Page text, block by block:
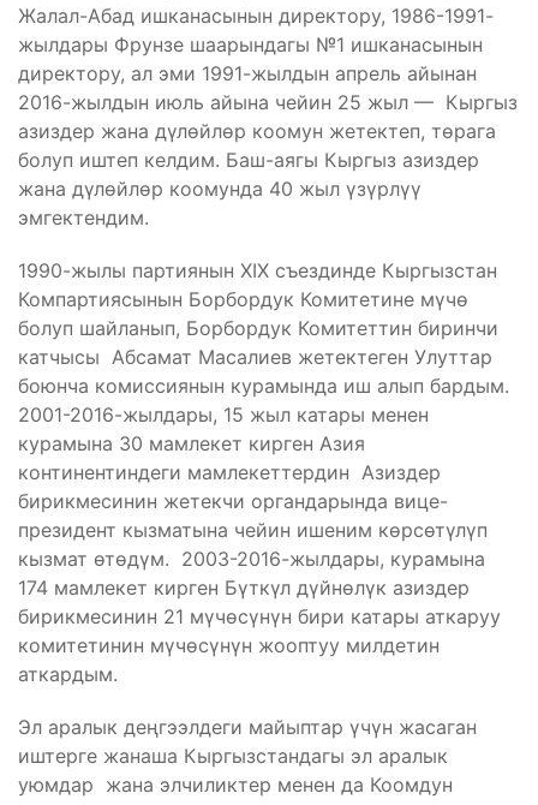
Жалал-Абад ишканасынын директору, 1986-1991-
жылдары Фрунзе шаарындагы №1 ишканасынын
директору, ал эми 1991-жылдын апрель айынан
2016-жылдын июль айына чейин 25 жыл — Кыргыз
азиздер жана дүлөйлөр коомун жетектеп, төрага
болуп иштеп келдим. Баш-аягы Кыргыз азиздер
жана дүлөйлөр коомунда 40 жыл үзүрлүү
эмгектендим.
1990-жылы партиянын XIX съездинде Кыргызстан
Компартиясынын Борбордук Комитетине мүчө
болуп шайланып, Борбордук Комитеттин биринчи
катчысы Абсамат Масалиев жетектеген Улуттар
боюнча комиссиянын курамында иш алып бардым.
2001-2016-жылдары, 15 жыл катары менен
курамына 30 мамлекет кирген Азия
континентиндеги мамлекеттердин Азиздер
бирикмесинин жетекчи органдарында вице-
президент кызматына чейин ишеним көрсөтүлүп
кызмат өтөдүм. 2003-2016-жылдары, курамына
174 мамлекет кирген Бүткүл дүйнөлүк азиздер
бирикмесинин 21 мүчөсүнүн бири катары аткаруу
комитетинин мүчөсүнүн жооптуу милдетин
аткардым.
Эл аралык деңгээлдеги майыптар үчүн жасаган
иштерге жанаша Кыргызстандагы эл аралык
уюмдар жана элчиликтер менен да Коомдун